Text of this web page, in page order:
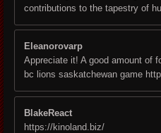
contributions to the tapestry of
Eleanorovarp
Appreciate it! A good amount of
bc lions saskatchewan game
BlakeReact
https://kinoland.biz/